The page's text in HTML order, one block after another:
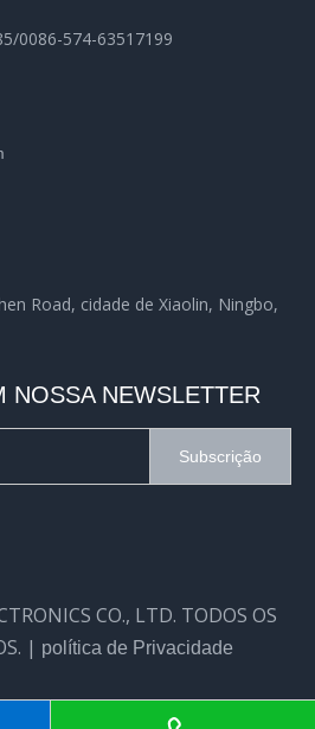
0086-574-63517199
Road, cidade de Xiaolin, Ningbo,
NOSSA NEWSLETTER
Subscrição
CO., LTD. TODOS OS
| política de Privacidade